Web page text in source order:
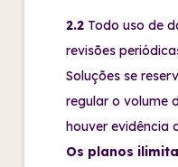
2.2 Todo uso de
revisões
Soluções se
regular o volume
houver evidência
Os planos